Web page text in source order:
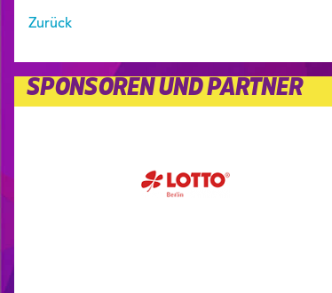
Zurück
SPONSOREN UND PARTNER